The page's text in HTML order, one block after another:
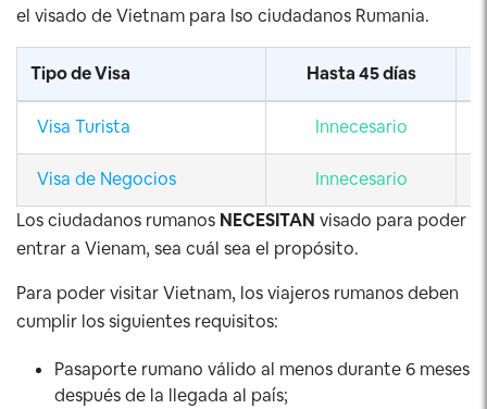
el visado de Vietnam para lso ciudadanos Rumania.
Tipo de Visa Hasta 45 días
Visa Turista Innecesario
Visa de Negocios
Innecesario
Los ciudadanos rumanos NECESITAN visado para poder
entrar a Vienam, sea cuál sea el propósito.
Para poder visitar Vietnam, los viajeros rumanos deben
cumplir los siguientes requisitos:
Pasaporte rumano válido al menos durante 6 meses
después de la llegada al país;